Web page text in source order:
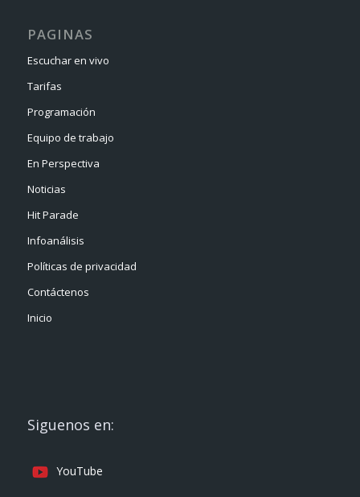
PAGINAS
Escuchar en vivo
Tarifas
Programación
Equipo de trabajo
En Perspectiva
Noticias
Hit Parade
Infoanálisis
Políticas de privacidad
Contáctenos
Inicio
Siguenos en:
YouTube